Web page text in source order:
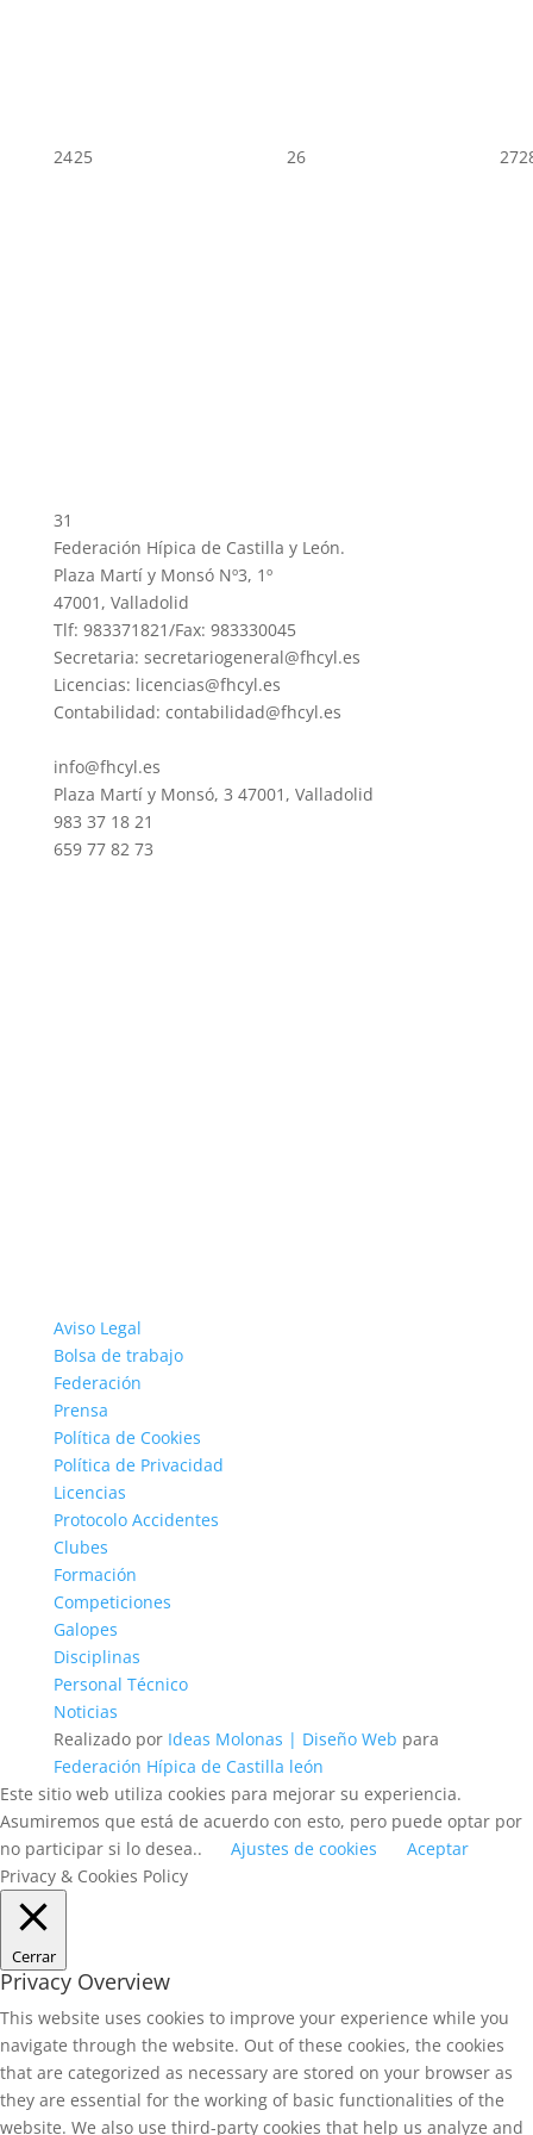
2425 26 27
31
Federación Hípica de Castilla y León.
Plaza Martí y Monsó Nº3, 1º
47001, Valladolid
Tlf: 983371821/Fax: 983330045
Secretaria: secretariogeneral@fhcyl.es
Licencias: licencias@fhcyl.es
Contabilidad: contabilidad@fhcyl.es
info@fhcyl.es
Plaza Martí y Monsó, 3 47001, Valladolid
983 37 18 21
659 77 82 73
Aviso Legal
Bolsa de trabajo
Federación
Prensa
Política de Cookies
Política de Privacidad
Licencias
Protocolo Accidentes
Clubes
Formación
Competiciones
Galopes
Disciplinas
Personal Técnico
Noticias
Realizado por Ideas Molonas | Diseño Web para
Federación Hípica de Castilla león
Este sitio web utiliza cookies para mejorar su experiencia.
Asumiremos que está de acuerdo con esto, pero puede optar por
no participar si lo desea..
Ajustes de cookies
Aceptar
Privacy & Cookies Policy
Cerrar
Privacy Overview
This website uses cookies to improve your experience while you
navigate through the website. Out of these cookies, the cookies
that are categorized as necessary are stored on your browser as
they are essential for the working of basic functionalities of the
website. We also use third-party cookies that help us analyze and